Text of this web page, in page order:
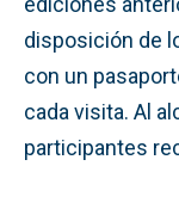
disposición de
con un
cada visita. Al
participantes